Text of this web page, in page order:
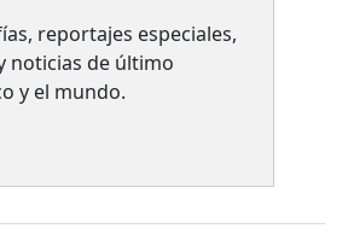
reportajes especiales,
noticias de último
y el mundo.